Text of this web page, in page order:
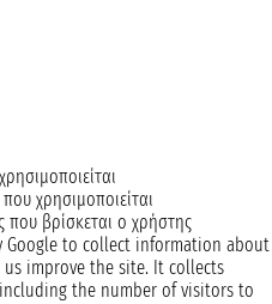
χρησιμοποιείται
βρίσκεται ο χρήστης
Google to collect information about
improve the site. It collects
the number of visitors to